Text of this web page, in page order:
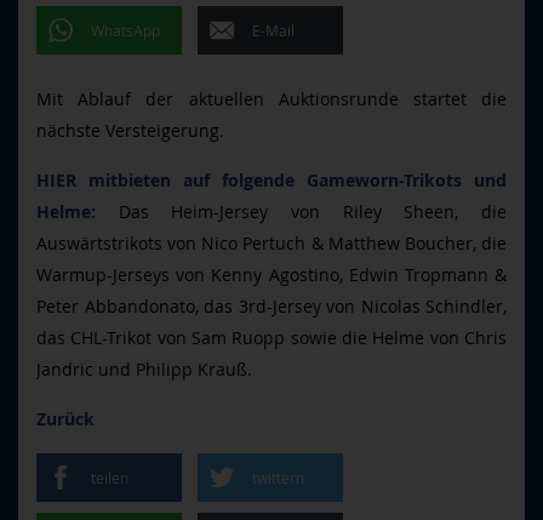
WhatsApp E-Mail
Mit Ablauf der aktuellen Auktionsrunde startet die
nächste Versteigerung.
HIER mitbieten auf folgende Gameworn-Trikots und
Helme: Das Heim-Jersey von Riley Sheen, die
Auswärtstrikots von Nico Pertuch & Matthew Boucher, die
Warmup-Jerseys von Kenny Agostino, Edwin Tropmann &
Peter Abbandonato, das 3rd-Jersey von Nicolas Schindler,
das CHL-Trikot von Sam Ruopp sowie die Helme von Chris
Jandric und Philipp Krauß.
Zurück
teilen twittern